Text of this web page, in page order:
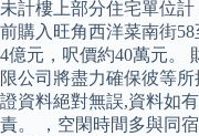
未計樓上部分住宅單位
前購入旺角西洋菜南街
4億元，呎價約40萬元。
限公司將盡力確保彼等
證資料絕對無誤,資料如
責。 ，空閑時間多與同